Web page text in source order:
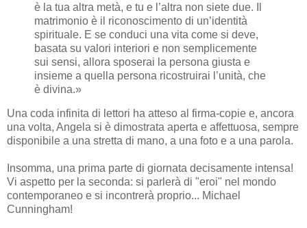
è la tua altra metà, e tu e l’altra non siete due. Il
matrimonio è il riconoscimento di un’identità
spirituale. E se conduci una vita come si deve,
basata su valori interiori e non semplicemente
sui sensi, allora sposerai la persona giusta e
insieme a quella persona ricostruirai l’unità, che
è divina.»
Una coda infinita di lettori ha atteso al firma-copie e, ancora
una volta, Angela si è dimostrata aperta e affettuosa, sempre
disponibile a una stretta di mano, a una foto e a una parola.
Insomma, una prima parte di giornata decisamente intensa!
Vi aspetto per la seconda: si parlerà di "eroi" nel mondo
contemporaneo e si incontrerà proprio... Michael
Cunningham!